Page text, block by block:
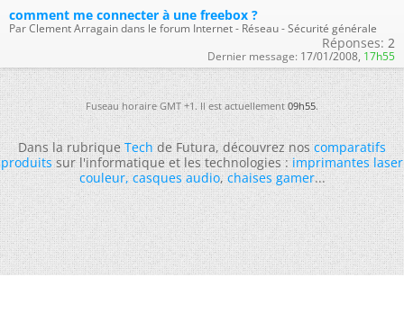
comment me connecter à une freebox ?
Par Clement Arragain dans le forum Internet - Réseau - Sécurité générale
Réponses: 2
Dernier message: 17/01/2008, 17h55
Fuseau horaire GMT +1. Il est actuellement09h55.
Dans la rubriqueTechde Futura, découvrez noscomparatifs
produitssur l'informatique et les technologies :imprimantes laser
couleur,casques audio,chaises gamer...